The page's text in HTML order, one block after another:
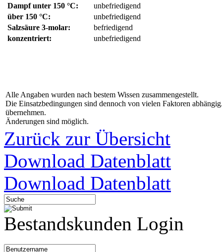
Dampf unter 150 °C:
unbefriedigend
über 150 °C:
unbefriedigend
Salzsäure 3-molar:
befriedigend
konzentriert:
unbefriedigend
Alle Angaben wurden nach bestem Wissen zusammengestellt.
Die Einsatzbedingungen sind dennoch von vielen Faktoren
übernehmen.
Änderungen sind möglich.
Zurück zur Übersicht
Download Datenblatt
Download Datenblatt
Bestandskunden Login